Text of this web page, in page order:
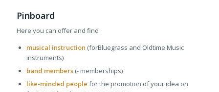
Pinboard
Here you can offer and find
musical instruction (forBluegrass and Oldtime Music
instruments)
band members (- memberships)
like-minded people for the promotion of your idea on